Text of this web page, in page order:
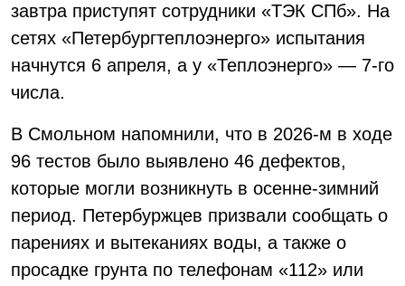
завтра приступят сотрудники «ТЭК СПб». На
сетях «Петербургтеплоэнерго» испытания
начнутся 6 апреля, а у «Теплоэнерго» — 7-го
числа.
В Смольном напомнили, что в 2026-м в ходе
96 тестов было выявлено 46 дефектов,
которые могли возникнуть в осенне-зимний
период. Петербуржцев призвали сообщать о
парениях и вытеканиях воды, а также о
просадке грунта по телефонам «112» или